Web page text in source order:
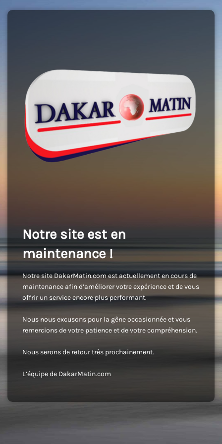
Notre site est en
maintenance !
Notre site DakarMatin.com est actuellement en cours de
maintenance afin d’améliorer votre expérience et de vous
offrir un service encore plus performant.
Nous nous excusons pour la gêne occasionnée et vous
remercions de votre patience et de votre compréhension.
Nous serons de retour très prochainement.
L’équipe de DakarMatin.com